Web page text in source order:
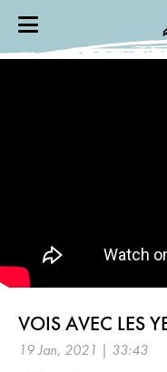
VOIS AVEC LES
19 Jan, 2021 | 33:43